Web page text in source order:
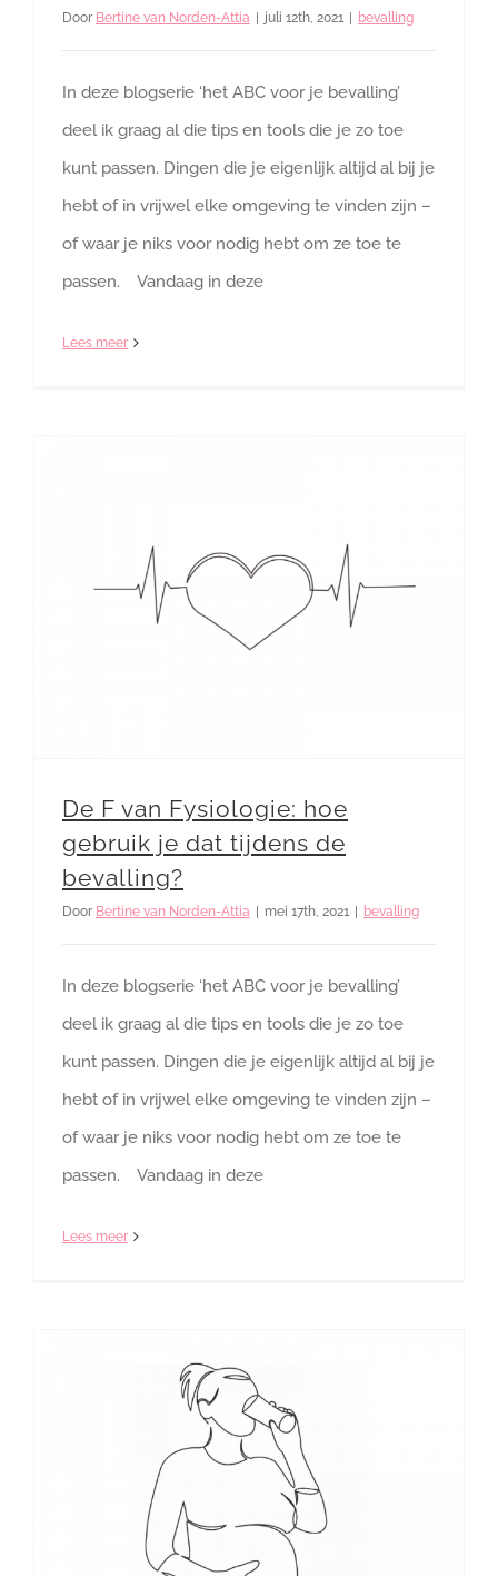
Door Bertine van Norden-Attia juli 12th, 2021 bevalling
In deze blogserie ‘het ABC voor je bevalling’
deel ik graag al die tips en tools die je zo toe
kunt passen. Dingen die je eigenlijk altijd al bij je
hebt of in vrijwel elke omgeving te vinden zijn –
of waar je niks voor nodig hebt om ze toe te
passen. Vandaag in deze
Lees meer
De F van Fysiologie: hoe
gebruik je dat tijdens de
bevalling?
Door Bertine van Norden-Attia mei 17th, 2021 bevalling
In deze blogserie ‘het ABC voor je bevalling’
deel ik graag al die tips en tools die je zo toe
kunt passen. Dingen die je eigenlijk altijd al bij je
hebt of in vrijwel elke omgeving te vinden zijn –
of waar je niks voor nodig hebt om ze toe te
passen. Vandaag in deze
Lees meer